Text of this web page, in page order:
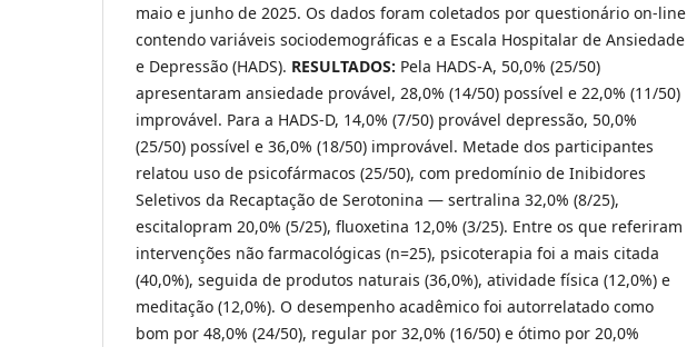
maio e junho de 2025. Os dados foram coletados por questionário on-line
contendo variáveis sociodemográficas e a Escala Hospitalar de Ansiedade
e Depressão (HADS). RESULTADOS: Pela HADS-A, 50,0% (25/50)
apresentaram ansiedade provável, 28,0% (14/50) possível e 22,0% (11/50)
improvável. Para a HADS-D, 14,0% (7/50) provável depressão, 50,0%
(25/50) possível e 36,0% (18/50) improvável. Metade dos participantes
relatou uso de psicofármacos (25/50), com predomínio de Inibidores
Seletivos da Recaptação de Serotonina — sertralina 32,0% (8/25),
escitalopram 20,0% (5/25), fluoxetina 12,0% (3/25). Entre os que referiram
intervenções não farmacológicas (n=25), psicoterapia foi a mais citada
(40,0%), seguida de produtos naturais (36,0%), atividade física (12,0%) e
meditação (12,0%). O desempenho acadêmico foi autorrelatado como
bom por 48,0% (24/50), regular por 32,0% (16/50) e ótimo por 20,0%